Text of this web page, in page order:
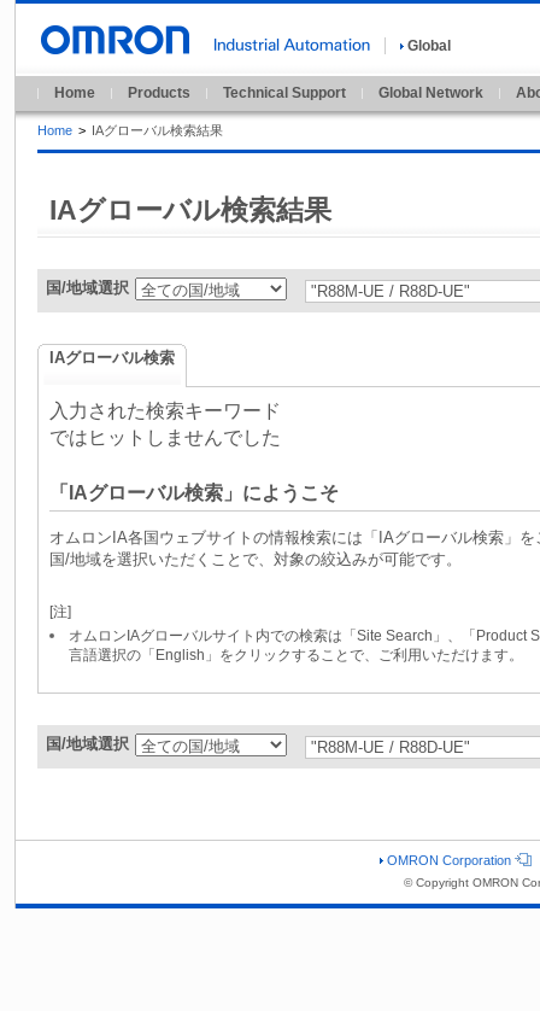
Global
Home Products Technical Support Global Network
Home > IAグローバル検索結果
IAグローバル検索結果
国/地域選択
IAグローバル検索
入力された検索キーワード
ではヒットしませんでした
「IAグローバル検索」にようこそ
オムロンIA各国ウェブサイトの情報検索には「IAグローバル検索」
国/地域を選択いただくことで、対象の絞込みが可能です。
[注]
オムロンIAグローバルサイト内での検索は「Site Search」、「Product
言語選択の「English」をクリックすることで、ご利用いただけます。
国/地域選択
OMRON Corporation
© Copyright OMRON